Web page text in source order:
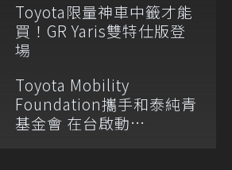
Toyota限量神車中籤才能
買！GR Yaris雙特仕版登
場
Toyota Mobility
Foundation攜手和泰純青
基金會 在台啟動